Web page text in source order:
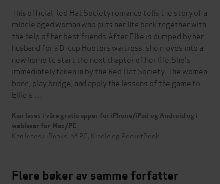
This official Red Hat Society romance tells the story of a
middle aged woman who puts her life back together with
the help of her best friends.After Ellie is dumped by her
husband for a D-cup Hooters waitress, she moves into a
new home to start the next chapter of her life.She's
immediately taken in by the Red Hat Society. The women
bond, play bridge, and apply the lessons of the game to
Ellie's …
Kan leses i våre gratis apper for iPhone/iPad og Android og i
webleser for Mac/PC
Kan leses i iBooks, på PC, Kindle og PocketBook
Flere bøker av samme forfatter